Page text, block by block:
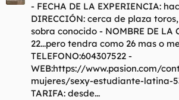
- FECHA DE LA EXPERIENCIA:
DIRECCIÓN: cerca de plaza
sobra conocido - NOMBRE DE LA
22...pero tendra como 26 mas o
TELEFONO:604307522 -
WEB:https://www.pasion.com/
mujeres/sexy-estudiante-latina-
TARIFA: desde...